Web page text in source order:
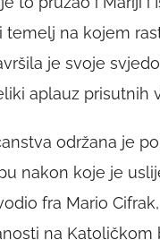
temelj na kojem
je svoje
aplauz prisutnih
održana je
nakon koje je
fra Mario
na